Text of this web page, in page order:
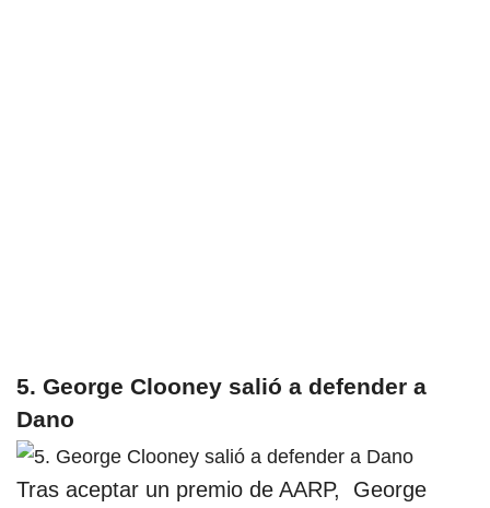
5. George Clooney salió a defender a
Dano
Tras aceptar un premio de AARP, George